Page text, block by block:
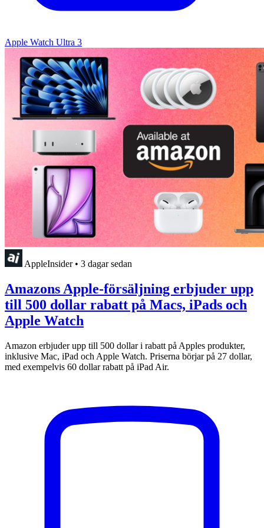
Apple Watch Ultra 3
AppleInsider • 3 dagar sedan
Amazons Apple-försäljning erbjuder upp
till 500 dollar rabatt på Macs, iPads och
Apple Watch
Amazon erbjuder upp till 500 dollar i rabatt på Apples produkter,
inklusive Mac, iPad och Apple Watch. Priserna börjar på 27 dollar,
med exempelvis 60 dollar rabatt på iPad Air.